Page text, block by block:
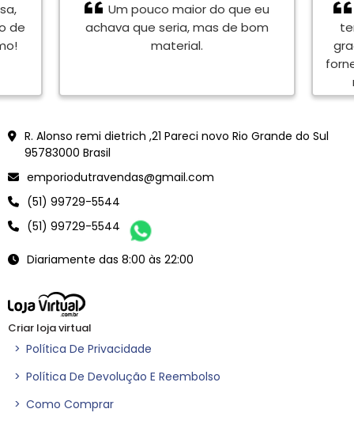
de
Um pouco maior do que eu
achava que seria, mas de bom
material.
R. Alonso remi dietrich ,21 Pareci novo Rio Grande do Sul
95783000 Brasil
emporiodutravendas@gmail.com
(51) 99729-5544
(51) 99729-5544
Diariamente das 8:00 às 22:00
Criar loja virtual
> Política De Privacidade
> Política De Devolução E Reembolso
> Como Comprar